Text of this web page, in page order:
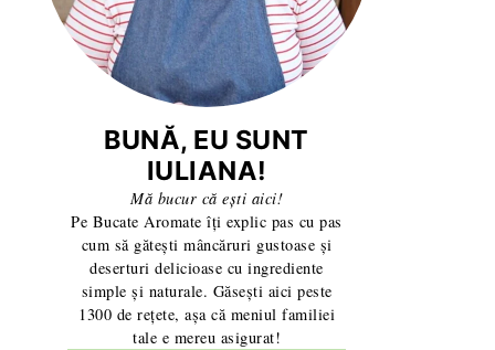
castraveți și mărar
- un deliciu!
BUNĂ, EU SUNT
IULIANA!
Mă bucur că ești aici!
Pe Bucate Aromate îți explic pas cu pas
cum să gătești mâncăruri gustoase și
deserturi delicioase cu ingrediente
simple și naturale. Găsești aici peste
1300 de rețete, așa că meniul familiei
tale e mereu asigurat!